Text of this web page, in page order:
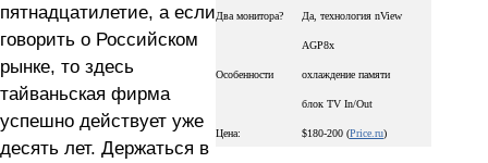
Два монитора? Да, технология nView
Особенности
AGP8x
охлаждение памяти
блок TV In/Out
Цена: $180-200 (Price.ru)
пятнадцатилетие, а если
говорить о Российском
рынке, то здесь
тайваньская фирма
успешно действует уже
десять лет. Держаться в